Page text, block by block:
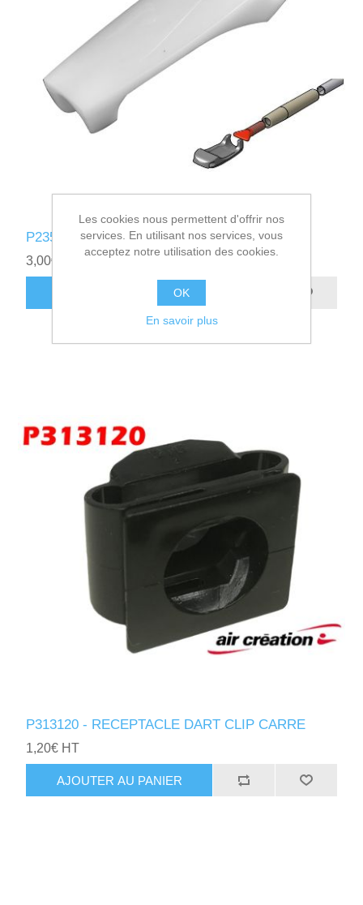
P235021 - TENDEUR DE LATTE
3,00€ HT
AJOUTER AU PANIER
P313120 - RECEPTACLE DART CLIP CARRE
1,20€ HT
AJOUTER AU PANIER
Les cookies nous permettent d'offrir nos
services. En utilisant nos services, vous
acceptez notre utilisation des cookies.
OK
En savoir plus